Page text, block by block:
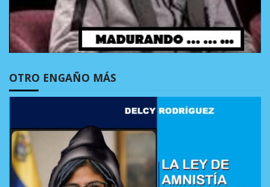
OTRO ENGAÑO MÁS